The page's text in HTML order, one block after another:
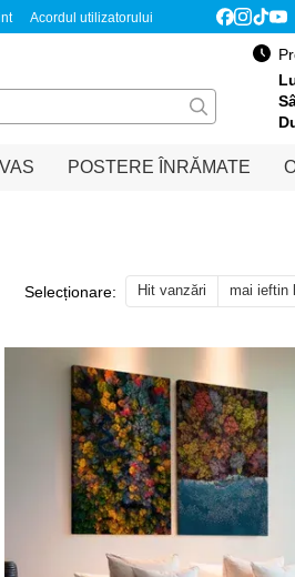
Acordul utilizatorului
POSTERE ÎNRĂMATE
Selecționare: Hit vanzări mai ieftin